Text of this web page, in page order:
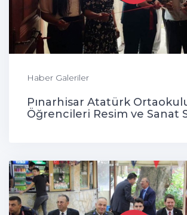
Haber Galeriler
Pınarhisar Atatürk
Öğrencileri Resim ve Sanat